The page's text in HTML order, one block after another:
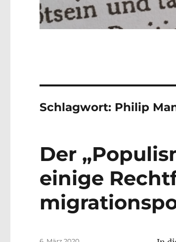
Schlagwort: Philip
Der
einige